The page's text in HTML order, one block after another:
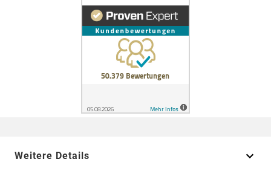
Weitere Details